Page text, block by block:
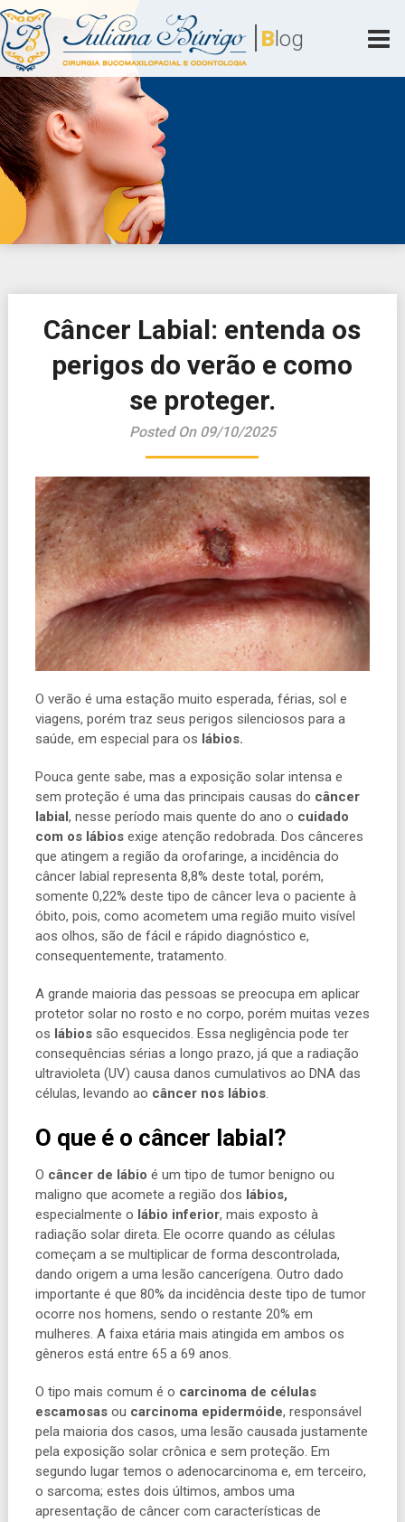
Skip
to
content
| Blog
Juliana Búrigo
Cirurgia Bucomaxilofacial e Odontologia
Câncer Labial: entenda os
perigos do verão e como
se proteger.
Posted On 09/10/2025
O verão é uma estação muito esperada, férias, sol e
viagens, porém traz seus perigos silenciosos para a
saúde, em especial para os lábios.
Pouca gente sabe, mas a exposição solar intensa e
sem proteção é uma das principais causas do câncer
labial, nesse período mais quente do ano o cuidado
com os lábiosexige atenção redobrada. Dos cânceres
que atingem a região da orofaringe, a incidência do
câncer labial representa 8,8% deste total, porém,
somente 0,22% deste tipo de câncer leva o paciente à
óbito, pois, como acometem uma região muito visível
aos olhos, são de fácil e rápido diagnóstico e,
consequentemente, tratamento.
A grande maioria das pessoas se preocupa em aplicar
protetor solar no rosto e no corpo, porém muitas vezes
os lábios são esquecidos. Essa negligência pode ter
consequências sérias a longo prazo, já que a radiação
ultravioleta (UV) causa danos cumulativos ao DNA das
células, levando ao câncer nos lábios.
O que é o câncer labial?
O câncer de lábio é um tipo de tumor benigno ou
maligno que acomete a região dos lábios,
especialmente o lábio inferior, mais exposto à
radiação solar direta. Ele ocorre quando as células
começam a se multiplicar de forma descontrolada,
dando origem a uma lesão cancerígena. Outro dado
importante é que 80% da incidência deste tipo de tumor
ocorre nos homens, sendo o restante 20% em
mulheres. A faixa etária mais atingida em ambos os
gêneros está entre 65 a 69 anos.
O tipo mais comum é o carcinoma de células
escamosas ou carcinoma epidermóide, responsável
pela maioria dos casos, uma lesão causada justamente
pela exposição solar crônica e sem proteção. Em
segundo lugar temos o adenocarcinoma e, em terceiro,
o sarcoma; estes dois últimos, ambos uma
apresentação de câncer com características de